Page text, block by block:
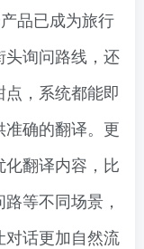
品已成为旅行
询问路线，还
，系统都能即
确的翻译。更
翻译内容，比
等不同场景，
话更加自然流